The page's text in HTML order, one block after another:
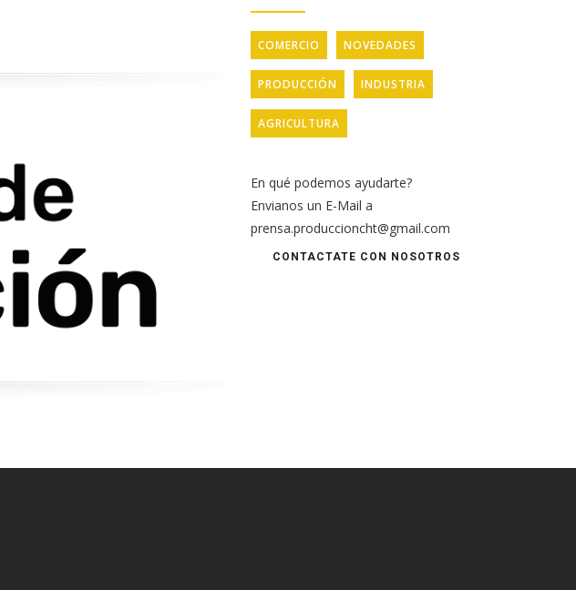
COMERCIO NOVEDADES
PRODUCCIÓN INDUSTRIA
AGRICULTURA
En qué podemos ayudarte?
Envianos un E-Mail a
prensa.produccioncht@gmail.com
CONTACTATE CON NOSOTROS